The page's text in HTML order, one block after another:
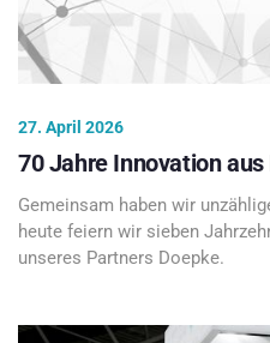
27. April 2026
70 Jahre Innovation
Gemeinsam haben wir
heute feiern wir sieben
unseres Partners Doepke.